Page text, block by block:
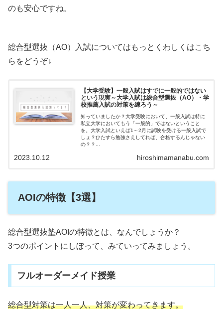
のも安心ですね。
総合型選抜（AO）入試についてはもっとくわしくはこち
らをどうぞ↓
【大学受験】一般入試はすでに一般的ではない
という現実～大学入試は総合型選抜（AO）・学
校推薦入試の対策を練ろう～
知っていましたか？大学受験において、一般入試は特に
私立大学においてもう「一般的」ではないということ
を。大学入試といえば1～2月に試験を受ける一般入試で
しょ？ひたすら勉強さえしてれば、合格するんじゃない
の？？...
hiroshimamanabu.com
2023.10.12
AOIの特徴【3選】
総合型選抜塾AOIの特徴とは、なんでしょうか？
3つのポイントにしぼって、みていってみましょう。
フルオーダーメイド授業
総合型対策は一人一人、対策が変わってきます。